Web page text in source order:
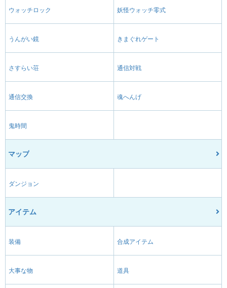
ウォッチロック 妖怪ウォッチ零式
うんがい鏡 きまぐれゲート
さすらい荘 通信対戦
通信交換 魂へんげ
鬼時間
マップ
ダンジョン
アイテム
装備 合成アイテム
大事な物 道具